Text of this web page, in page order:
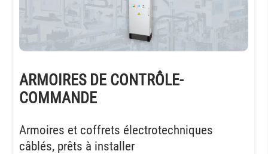
ARMOIRES DE CONTRÔLE-
COMMANDE
Armoires et coffrets électrotechniques
câblés, prêts à installer